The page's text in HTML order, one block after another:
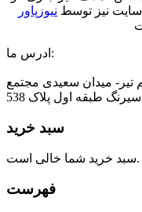
نیز توسط نیوزپاور
ادرس ما:
میدان سعیدی مجتمع
طبقه اول پلاک 538
سبد خرید
سبد خرید شما خالی است.
فهرست